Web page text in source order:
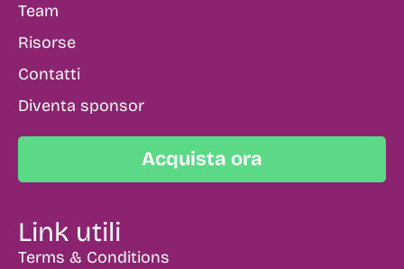
Team
Risorse
Contatti
Diventa sponsor
Acquista ora
Link utili
Terms & Conditions